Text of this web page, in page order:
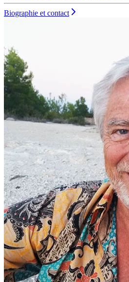
Biographie et contact